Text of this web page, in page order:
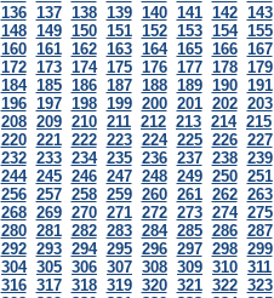
136 137 138 139 140 141 142 143
148 149 150 151 152 153 154 155
160 161 162 163 164 165 166 167
172 173 174 175 176 177 178 179
184 185 186 187 188 189 190 191
196 197 198 199 200 201 202 203
208 209 210 211 212 213 214 215
220 221 222 223 224 225 226 227
232 233 234 235 236 237 238 239
244 245 246 247 248 249 250 251
256 257 258 259 260 261 262 263
268 269 270 271 272 273 274 275
280 281 282 283 284 285 286 287
292 293 294 295 296 297 298 299
304 305 306 307 308 309 310 311
316 317 318 319 320 321 322 323